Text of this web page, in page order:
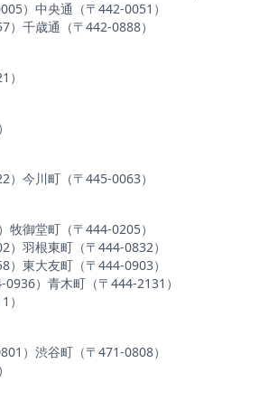
） 中央通（〒442-0051）
千歳通（〒442-0888）
今川町（〒445-0063）
牧御堂町（〒444-0205）
羽根東町（〒444-0832）
） 東大友町（〒444-0903）
） 青木町（〒444-2131）
） 渋谷町（〒471-0808）